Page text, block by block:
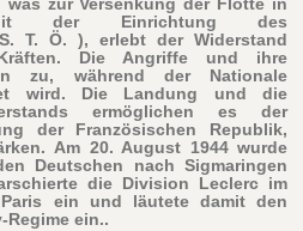
was zur Versenkung der Flotte in
der Einrichtung des
T. Ö. ), erlebt der Widerstand
Die Angriffe und ihre
zu, während der Nationale
wird. Die Landung und die
ermöglichen es der
der Französischen Republik,
Am 20. August 1944 wurde
Deutschen nach Sigmaringen
die Division Leclerc im
ein und läutete damit den
ein..